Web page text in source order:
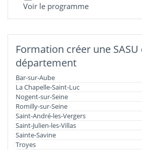
Voir le programme
Formation créer une
département
Bar-sur-Aube
La Chapelle-Saint-Luc
Nogent-sur-Seine
Romilly-sur-Seine
Saint-André-les-Vergers
Saint-Julien-les-Villas
Sainte-Savine
Troyes